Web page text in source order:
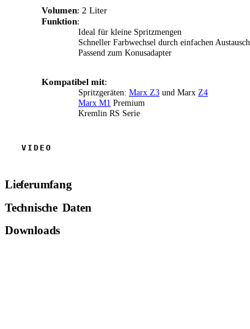
Volumen: 2 Liter
Funktion:
Ideal für kleine Spritzmengen
Schneller Farbwechsel durch einfachen Austausch
Passend zum Konusadapter
Kompatibel mit:
Spritzgeräten: Marx Z3 und Marx Z4
Marx M1 Premium
Kremlin RS Serie
Lieferumfang
Technische Daten
Downloads